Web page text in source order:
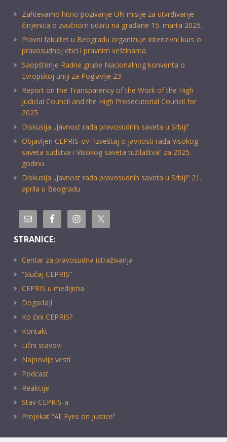
Zahtevamo hitno pozivanje UN misije za utvrđivanje
činjenica o zvučnom udaru na građane 15. marta 2025.
Pravni fakultet u Beogradu organizuje Intenzivni kurs o
pravosudnoj etici i pravnim veštinama
Saopštenje Radne grupe Nacionalnog konventa o
Evropskoj uniji za Poglavlje 23
Report on the Transparency of the Work of the High
Judicial Council and the High Prosecutorial Council for
2025
Diskusija „Javnost rada pravosudnih saveta u Srbiji“
Objavljen CEPRIS-ov “Izveštaj o javnosti rada Visokog
saveta sudstva i Visokog saveta tužilaštva” za 2025.
godinu
Diskusija „Javnost rada pravosudnih saveta u Srbiji” 21.
aprila u Beogradu
STRANICE:
Centar za pravosudna istraživanja
“Slučaj CEPRIS”
CEPRIS u medijima
Događaji
Ko čini CEPRIS?
Kontakt
Lični stavovi
Najnovije vesti
Podcast
Reakcije
Stav CEPRIS-a
Projekat “All Eyes on Justice”